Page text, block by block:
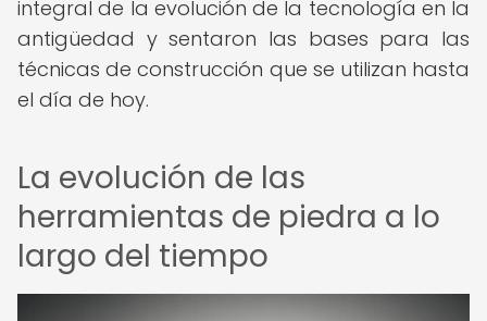
integral de la evolución de la tecnología en la
antigüedad y sentaron las bases para las
técnicas de construcción que se utilizan hasta
el día de hoy.
La evolución de las
herramientas de piedra a lo
largo del tiempo